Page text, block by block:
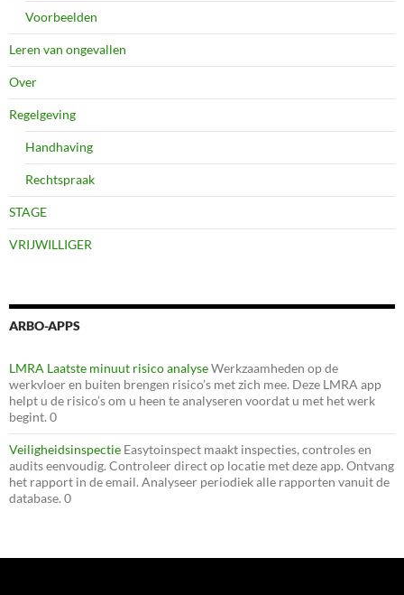
Voorbeelden
Leren van ongevallen
Over
Regelgeving
Handhaving
Rechtspraak
STAGE
VRIJWILLIGER
ARBO-APPS
LMRA Laatste minuut risico analyseWerkzaamheden op de
werkvloer en buiten brengen risico’s met zich mee. Deze LMRA app
helpt u de risico’s om u heen te analyseren voordat u met het werk
begint. 0
Veiligheidsinspectie Easytoinspect maakt inspecties, controles en
audits eenvoudig. Controleer direct op locatie met deze app. Ontvang
het rapport in de email. Analyseer periodiek alle rapporten vanuit de
database. 0